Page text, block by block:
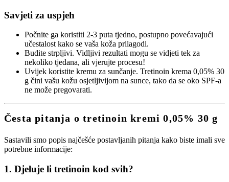
Savjeti za uspjeh
Počnite ga koristiti 2-3 puta tjedno, postupno povećavajući
učestalost kako se vaša koža prilagodi.
Budite strpljivi. Vidljivi rezultati mogu se vidjeti tek za
nekoliko tjedana, ali vjerujte procesu!
Uvijek koristite kremu za sunčanje. Tretinoin krema 0,05% 30
g čini vašu kožu osjetljivijom na sunce, tako da se oko SPF-a
ne može pregovarati.
Česta pitanja o tretinoin kremi 0,05% 30 g
Sastavili smo popis najčešće postavljanih pitanja kako biste imali sve
potrebne informacije:
1. Djeluje li tretinoin kod svih?